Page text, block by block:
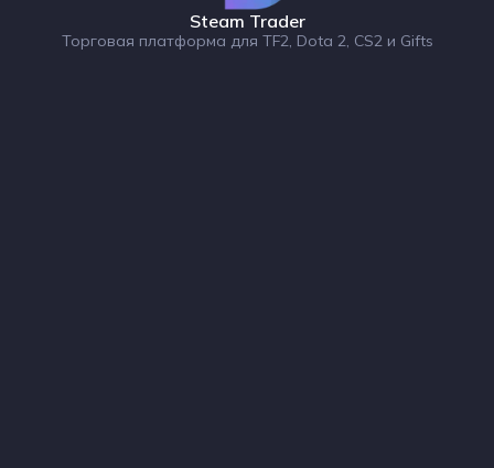
Steam Trader
Торговая платформа для TF2, Dota 2, CS2 и Gifts